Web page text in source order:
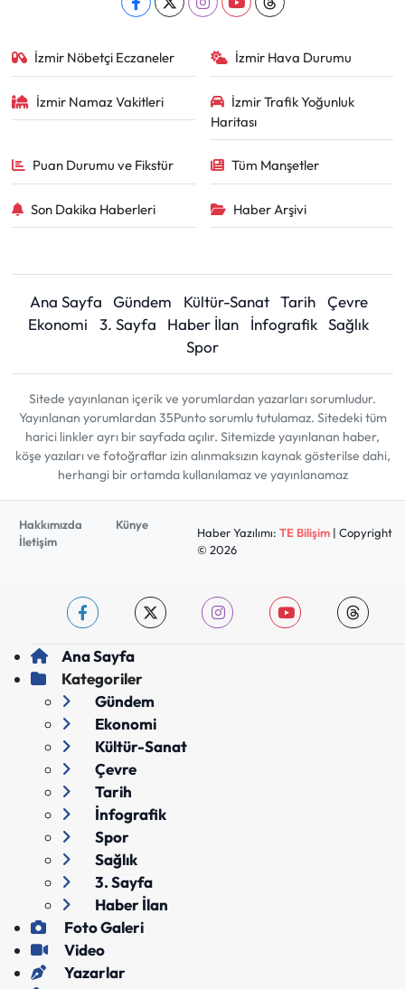
İzmir Nöbetçi Eczaneler İzmir Hava Durumu
İzmir Namaz Vakitleri
İzmir Trafik Yoğunluk
Haritası
Puan Durumu ve Fikstür Tüm Manşetler
Son Dakika Haberleri Haber Arşivi
Ana Sayfa Gündem Kültür-Sanat Tarih
Çevre
Ekonomi
3. Sayfa Haber İlan İnfografik Sağlık
Spor
Sitede yayınlanan içerik ve yorumlardan yazarları sorumludur.
Yayınlanan yorumlardan 35Punto sorumlu tutulamaz. Sitedeki tüm
harici linkler ayrı bir sayfada açılır. Sitemizde yayınlanan haber,
köşe yazıları ve fotoğraflar izin alınmaksızın kaynak gösterilse dahi,
herhangi bir ortamda kullanılamaz ve yayınlanamaz
Hakkımızda
Künye
İletişim
Haber Yazılımı: TE Bilişim| Copyright
© 2026
Ana Sayfa
Kategoriler
Gündem
Ekonomi
Kültür-Sanat
Çevre
Tarih
İnfografik
Spor
Sağlık
3. Sayfa
Haber İlan
Foto Galeri
Video
Yazarlar